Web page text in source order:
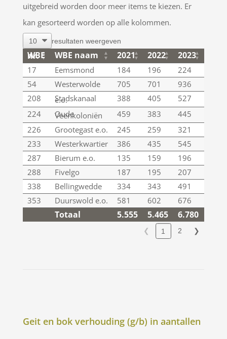
uitgebreid worden door meer items te kiezen. Er
kan gesorteerd worden op alle kolommen.
resultaten weergeven
WBE nr. WBE naam 2021 2022 2023
Totaal 5.555 5.465 6.780
WBE nr. WBE naam 2021 2022 2023
17 Eemsmond 184 196 224
54
Westerwolde 705 701 936
208
Stadskanaal
e.o. 388 405 527
224
Oude
Veenkoloniën 459 383 445
226
Grootegast e.o. 245 259 321
233
Westerkwartier 386 435 545
287
Bierum e.o. 135 159 196
288
Fivelgo 187 195 207
338
Bellingwedde 334 343 491
353
Duurswold e.o. 581 602 676
Totaal 5.555 5.465 6.780
❮ 1 2 ❯
Geit en bok verhouding (g/b) in aantallen